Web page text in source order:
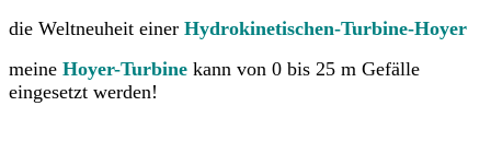
die Weltneuheit einer Hydrokinetischen-Turbine-Hoyer
meine Hoyer-Turbine kann von 0 bis 25 m Gefälle
eingesetzt werden!